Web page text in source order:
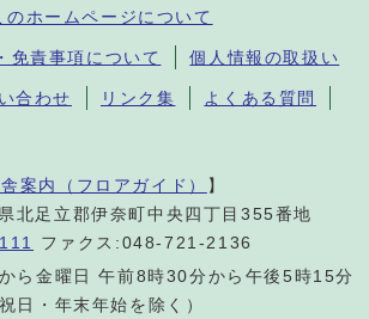
のホームページについて
免責事項について 個人情報の取扱い
合わせ リンク集 よくある質問
案内（フロアガイド） 】
北足立郡伊奈町中央四丁目355番地
ファクス:048-721-2136
ら金曜日 午前8時30分から午後5時15分
日・年末年始を除く）